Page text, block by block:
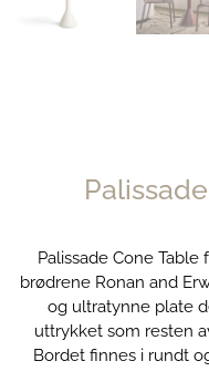
Palissade Cone
brødrene Ronan and
og ultratynne plate
uttrykket som resten
Bordet finnes i rundt